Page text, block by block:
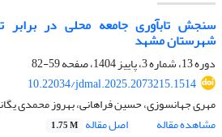
سنجش تاب­آوری جامعه محلی در برابر
شهرستان مشهد
دوره 13، شماره 3، پاییز 1404، صفحه
59-82
10.22034/jdmal.2025.2073215.1514
مهری جهانسوزی، حسین فراهانی، بهروز محمدی
مشاهده مقاله
اصل مقاله 1.75 M